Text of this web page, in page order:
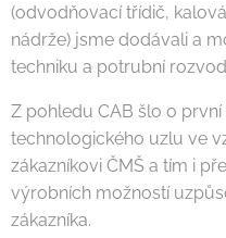
(odvodňovací třídič,
nádrže) jsme dodávali a
techniku a potrubní
Z pohledu CAB šlo o
technologického uzlu ve
zákazníkovi ČMŠ a tím i
výrobních možností
zákazníka.